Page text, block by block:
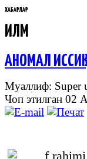
ХАБАРЛАР
ИЛМ
АНОМАЛ
Муаллиф: Super
Чоп этилган 02